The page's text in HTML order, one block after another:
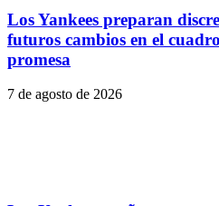
Los Yankees preparan
futuros cambios en el
promesa
7 de agosto de 2026